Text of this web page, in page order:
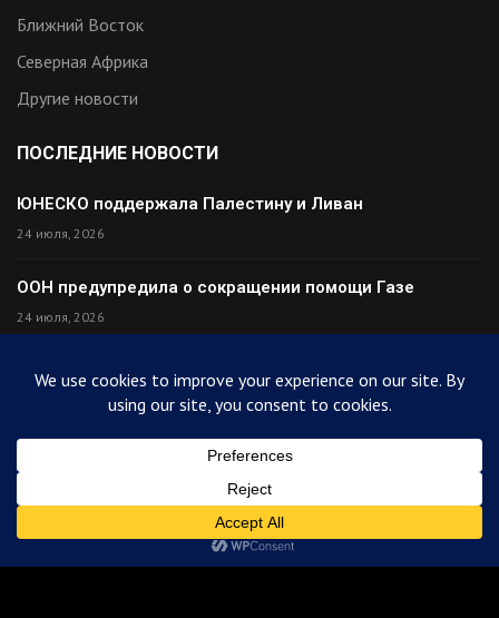
Ближний Восток
Северная Африка
Другие новости
ПОСЛЕДНИЕ НОВОСТИ
ЮНЕСКО поддержала Палестину и Ливан
24 июля, 2026
ООН предупредила о сокращении помощи Газе
24 июля, 2026
Премьер Ирака прибыл в Тегеран с миром
Палестина высмеяла Израиль после финала ЧМ
© 2025ArabiToday